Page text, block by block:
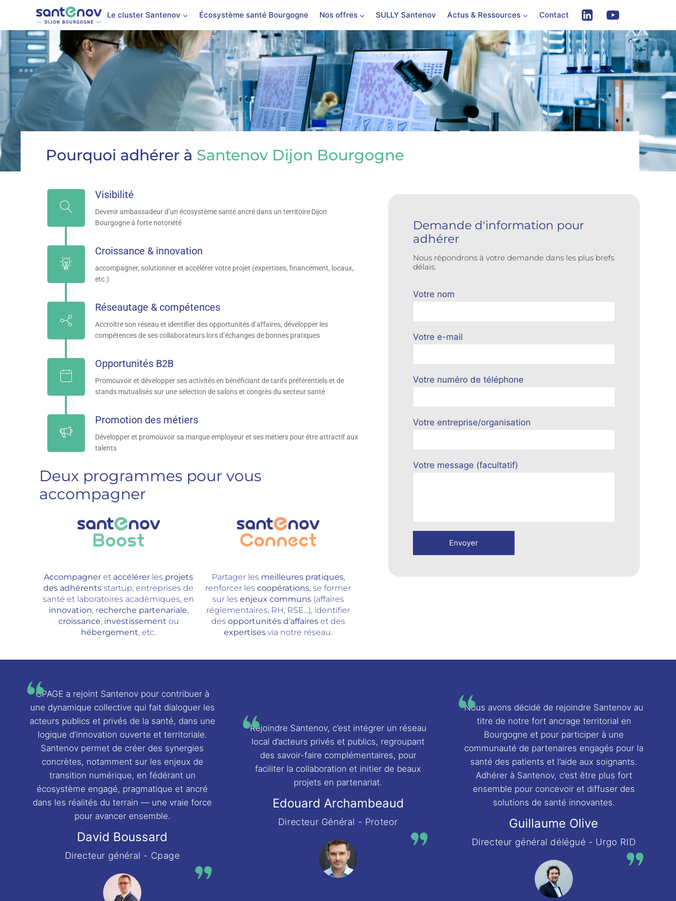
Le cluster Santenov Écosystème santé Bourgogne Nos offres SULLY Santenov Actus & Ressources Contact
Pourquoi adhérer à Santenov Dijon Bourgogne
Visibilité
Devenir ambassadeur d’un écosystème santé ancré dans un territoire Dijon
Bourgogne à forte notoriété
Croissance & innovation
accompagner, solutionner et accélérer votre projet (expertises, financement, locaux,
etc.)
Réseautage & compétences
Accroître son réseau et identifier des opportunités d’affaires, développer les
compétences de ses collaborateurs lors d’échanges de bonnes pratiques
Opportunités B2B
Promouvoir et développer ses activités en bénéficiant de tarifs préférentiels et de
stands mutualisés sur une sélection de salons et congrès du secteur santé
Promotion des métiers
Développer et promouvoir sa marque employeur et ses métiers pour être attractif aux
talents
Deux programmes pour vous
accompagner
Accompagneret accélérer les projets
des adhérents startup, entreprises de
santé et laboratoires académiques, en
innovation, recherche partenariale,
croissance, investissement ou
hébergement, etc.
Partager les meilleures pratiques,
renforcer lescoopérations, se former
sur lesenjeux communs (affaires
réglementaires, RH, RSE...), identifier
desopportunités d'affaires et des
expertisesvia notre réseau.
Demande d'information pour
adhérer
Nous répondrons à votre demande dans les plus brefs
délais.
Votre nom
Votre e-mail
Votre numéro de téléphone
Votre entreprise/organisation
Votre message (facultatif)
CPAGE a rejoint Santenov pour contribuer à
une dynamique collective qui fait dialoguer les
acteurs publics et privés de la santé, dans une
logique d’innovation ouverte et territoriale.
Santenov permet de créer des synergies
concrètes, notamment sur les enjeux de
transition numérique, en fédérant un
écosystème engagé, pragmatique et ancré
dans les réalités du terrain — une vraie force
pour avancer ensemble.
David Boussard
Directeur général - Cpage
Rejoindre Santenov, c’est intégrer un réseau
local d’acteurs privés et publics, regroupant
des savoir-faire complémentaires, pour
faciliter la collaboration et initier de beaux
projets en partenariat.
Edouard Archambeaud
Directeur Général - Proteor
Nous avons décidé de rejoindre Santenov au
titre de notre fort ancrage territorial en
Bourgogne et pour participer à une
communauté de partenaires engagés pour la
santé des patients et l’aide aux soignants.
Adhérer à Santenov, c’est être plus fort
ensemble pour concevoir et diffuser des
solutions de santé innovantes.
Guillaume Olive
Directeur général délégué - Urgo RID